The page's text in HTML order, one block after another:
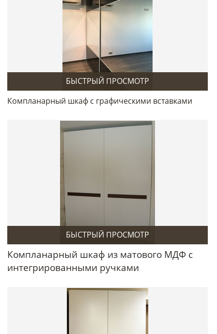
БЫСТРЫЙ ПРОСМОТР
Компланарный шкаф с графическими вставками
БЫСТРЫЙ ПРОСМОТР
Компланарный шкаф из матового МДФ с
интегрированными ручками